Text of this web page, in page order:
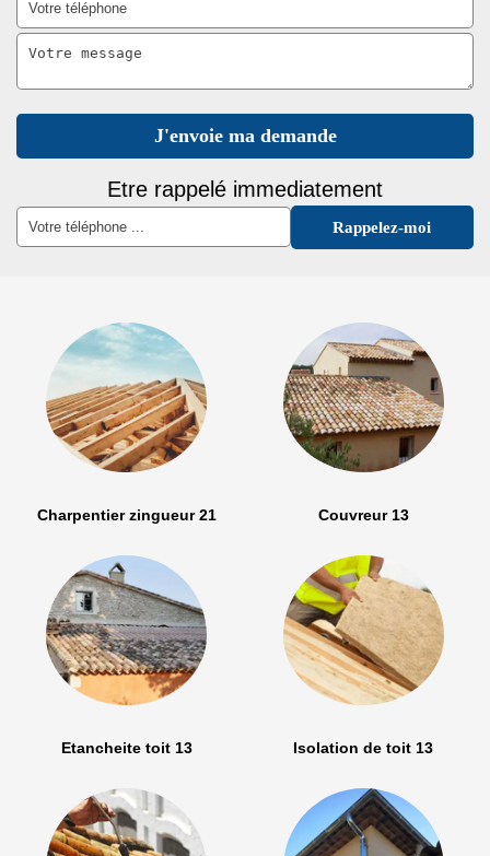
Etre rappelé immediatement
Charpentier zingueur 21 Couvreur 13
Etancheite toit 13 Isolation de toit 13